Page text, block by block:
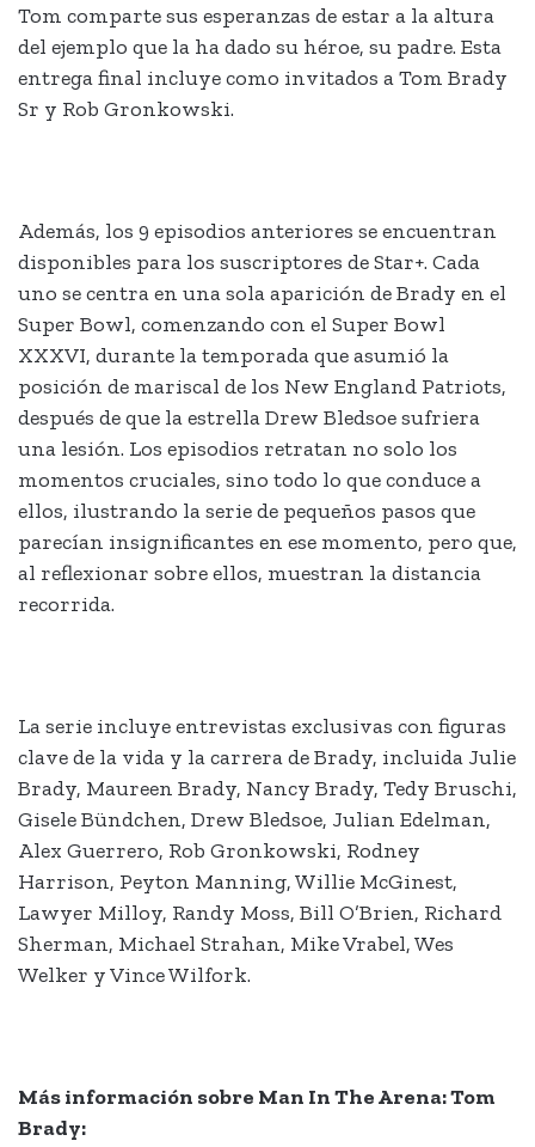
​​Tom comparte sus esperanzas de estar a la altura
del ejemplo que la ha dado su héroe, su padre. Esta
entrega final incluye como invitados a Tom Brady
Sr y Rob Gronkowski.
Además, los 9 episodios anteriores se encuentran
disponibles para los suscriptores de Star+. Cada
uno se centra en una sola aparición de Brady en el
Super Bowl, comenzando con el Super Bowl
XXXVI, durante la temporada que asumió la
posición de mariscal de los New England Patriots,
después de que la estrella Drew Bledsoe sufriera
una lesión. Los episodios retratan no solo los
momentos cruciales, sino todo lo que conduce a
ellos, ilustrando la serie de pequeños pasos que
parecían insignificantes en ese momento, pero que,
al reflexionar sobre ellos, muestran la distancia
recorrida.
La serie incluye entrevistas exclusivas con figuras
clave de la vida y la carrera de Brady, incluida Julie
Brady, Maureen Brady, Nancy Brady, Tedy Bruschi,
Gisele Bündchen, Drew Bledsoe, Julian Edelman,
Alex Guerrero, Rob Gronkowski, Rodney
Harrison, Peyton Manning, Willie McGinest,
Lawyer Milloy, Randy Moss, Bill O’Brien, Richard
Sherman, Michael Strahan, Mike Vrabel, Wes
Welker y Vince Wilfork.
Más información sobre Man In The Arena: Tom
Brady: